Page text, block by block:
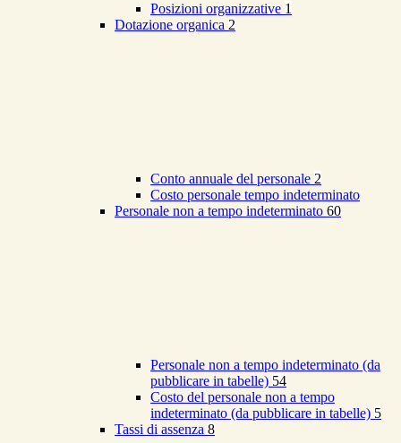
Posizioni organizzative 1
Dotazione organica 2
Conto annuale del personale 2
Costo personale tempo indeterminato
Personale non a tempo indeterminato 60
Personale non a tempo indeterminato (da
pubblicare in tabelle) 54
Costo del personale non a tempo
indeterminato (da pubblicare in tabelle) 5
Tassi di assenza 8